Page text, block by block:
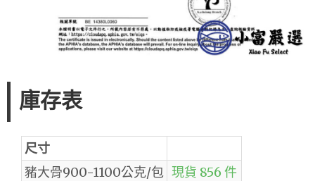
庫存表
尺寸
豬大骨900-1100公克/包 現貨 856 件